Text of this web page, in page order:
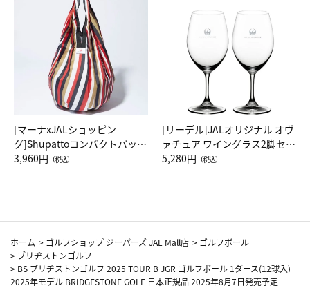
[マーナxJALショッピン
グ]Shupattoコンパクトバッグ
Drop JAL客室乗務員（LC）ス
3,960円 （税込）
[リーデル]JALオリジナル オヴ
ァチュア ワイングラス2脚セッ
ト（レッドワイン）
5,280円 （税込）
ホーム > ゴルフショップ ジーパーズ JAL Mall店 > ゴルフボール
> ブリヂストンゴルフ
> BS ブリヂストンゴルフ 2025 TOUR B JGR ゴルフボール 1ダース(12球入)
2025年モデル BRIDGESTONE GOLF 日本正規品 2025年8月7日発売予定